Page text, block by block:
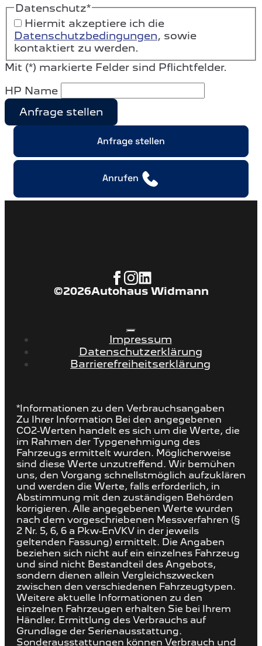
Datenschutz*
Hiermit akzeptiere ich die
Datenschutzbedingungen, sowie
kontaktiert zu werden.
Mit (*) markierte Felder sind Pflichtfelder.
HP Name
Anfrage stellen
Anfrage stellen
Anrufen
©2026Autohaus Widmann
Impressum
Datenschutzerklärung
Barrierefreiheitserklärung
*Informationen zu den Verbrauchsangaben
Zu Ihrer Information Bei den angegebenen
CO2-Werten handelt es sich um die Werte, die
im Rahmen der Typgenehmigung des
Fahrzeugs ermittelt wurden. Möglicherweise
sind diese Werte unzutreffend. Wir bemühen
uns, den Vorgang schnellstmöglich aufzuklären
und werden die Werte, falls erforderlich, in
Abstimmung mit den zuständigen Behörden
korrigieren. Alle angegebenen Werte wurden
nach dem vorgeschriebenen Messverfahren (§
2 Nr. 5, 6, 6 a Pkw-EnVKV in der jeweils
geltenden Fassung) ermittelt. Die Angaben
beziehen sich nicht auf ein einzelnes Fahrzeug
und sind nicht Bestandteil des Angebots,
sondern dienen allein Vergleichszwecken
zwischen den verschiedenen Fahrzeugtypen.
Weitere aktuelle Informationen zu den
einzelnen Fahrzeugen erhalten Sie bei Ihrem
Händler. Ermittlung des Verbrauchs auf
Grundlage der Serienausstattung.
Sonderausstattungen können Verbrauch und